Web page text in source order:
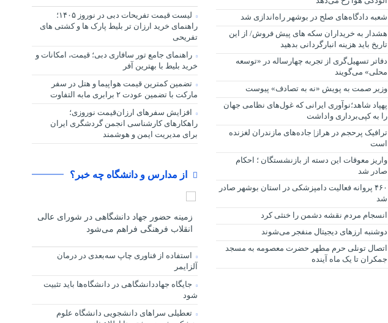
شعبه دادگاه‌های صلح در بوشهر راه‌اندازی شد
هشدار به خریداران سکه های پیش فروش/ از این
تاریخ باید هزینه انبارگردانی بدهید
دفاتر تسهیل‌گری از تجربه چهارساله در «توسعه
محلی» می‌گویند
وزیر صمت به پویش «نه به تصادف» پیوست
پهپاد شاهد؛نوآوری ایرانی که غول‌های نظامی جهان
را به کپی‌برداری واداشت
ترافیک پرحجم در هراز| جاده‌های مازندران لغزنده
است
واریز معوقات این دسته از بازنشستگان ؛ احکام
صادر شد
۴۶۰ پروانه فعالیت دامپزشکی در استان بوشهر صادر
شد
انسجام مردم نقشه دشمن را خنثی کرد
دوشنبه ارز‌های دیجیتال منفجر می‌شوند
اتصال تونلی حرم مطهر حضرت معصومه به مسجد
جمکران تا یک ماه آینده
لیست قیمت تفریحات دبی در نوروز ۱۴۰۵؛
راهنمای خرید ارزان تر بلیط پارک ها و کشتی های
تفریحی
راهنمای جامع تور سافاری دبی؛ قیمت، امکانات و
خرید بلیط با بهترین آفر
تضمین کمترین قیمت هواپیما و هتل در سفر
مارکت با تضمین عودت ۲ برابری مابه التفاوت
افزایش سفرهای ارزان‌قیمت نوروزی؛
راهکارهای کارشناسی انجمن گردشگری ایران
برای مدیریت ایمن و هوشمند
از مدارس و دانشگاه چه خبر؟
زمینه حضور جهاد دانشگاهی در شورای عالی
انقلاب فرهنگی فراهم می‌شود
استفاده از فناوری چاپ سه‌بعدی در درمان
آلزایمر
جایگاه جهاددانشگاهی در دانشگاه‌ها باید تثبیت
شود
تعطیلی سراهای دانشجویی دانشگاه علوم